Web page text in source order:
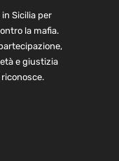
Sicilia per
la mafia.
e giustizia